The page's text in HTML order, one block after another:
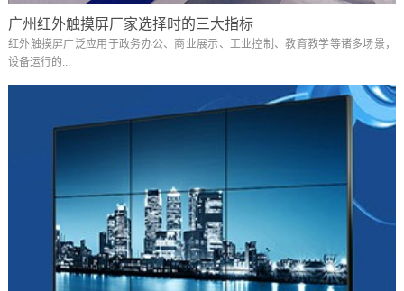
广州红外触摸屏厂家选择时的三大指标
红外触摸屏广泛应用于政务办公、商业展示、工业控制、教育教学等诸多场景，
设备运行的...